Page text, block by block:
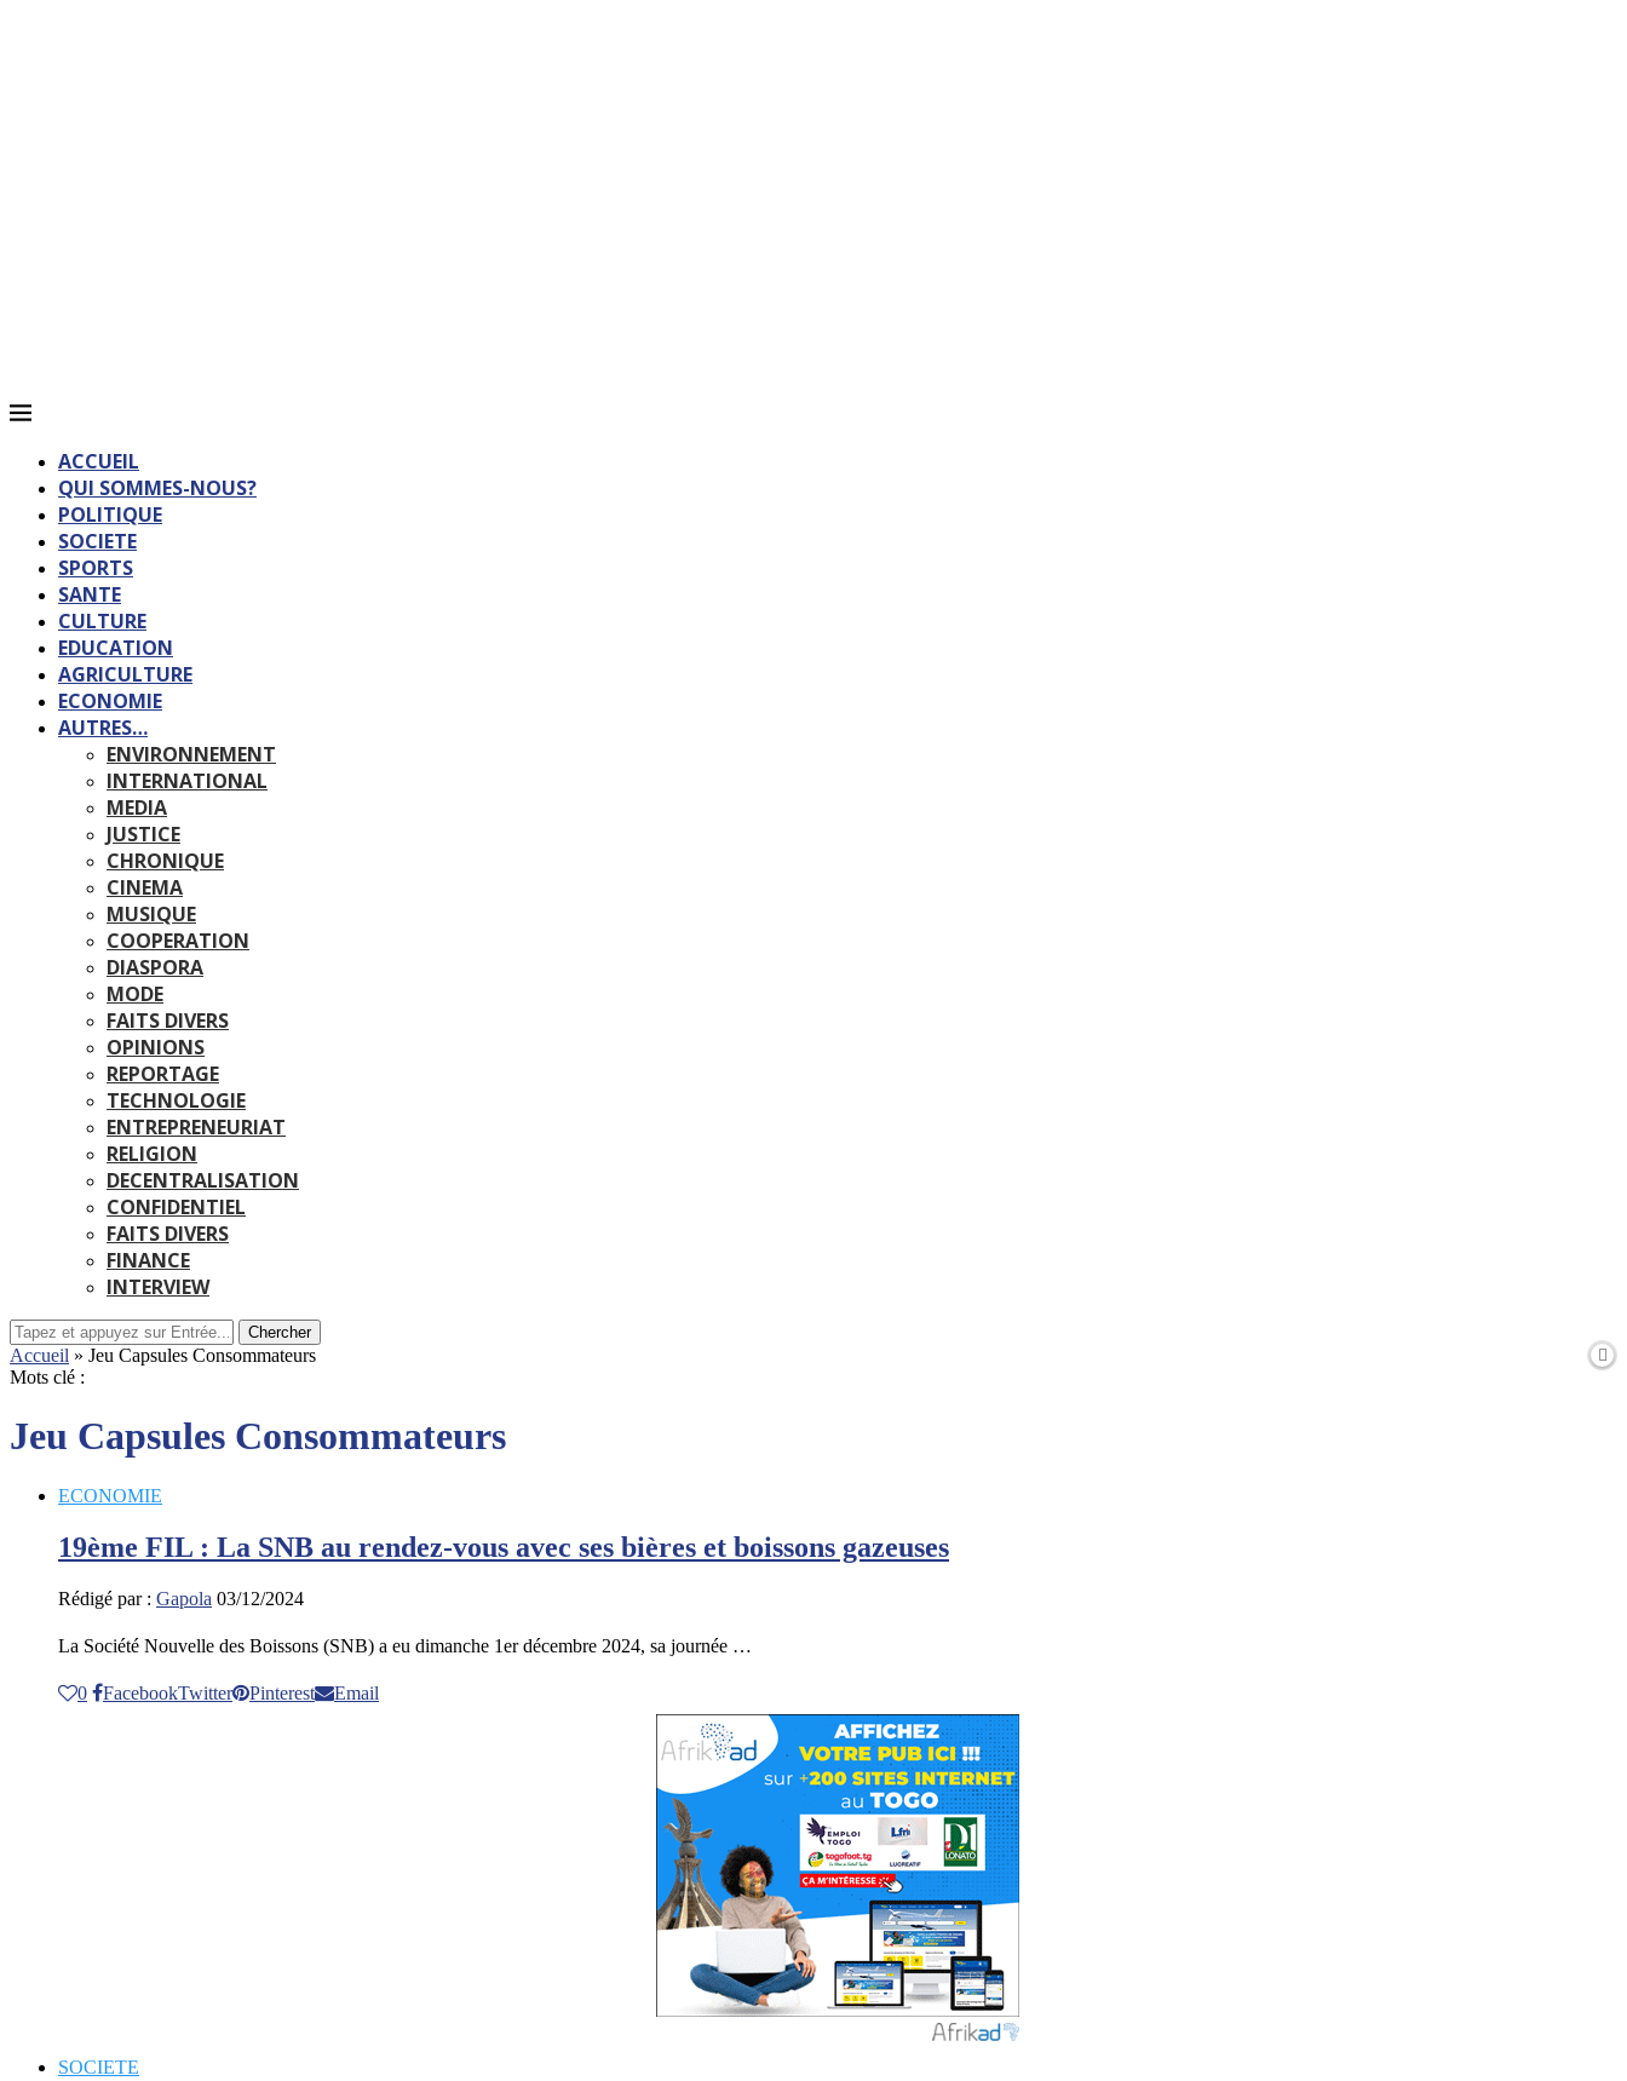
ACCUEIL
QUI SOMMES-NOUS?
POLITIQUE
SOCIETE
SPORTS
SANTE
CULTURE
EDUCATION
AGRICULTURE
ECONOMIE
AUTRES…
ENVIRONNEMENT
INTERNATIONAL
MEDIA
JUSTICE
CHRONIQUE
CINEMA
MUSIQUE
COOPERATION
DIASPORA
MODE
FAITS DIVERS
OPINIONS
REPORTAGE
TECHNOLOGIE
ENTREPRENEURIAT
RELIGION
DECENTRALISATION
CONFIDENTIEL
FAITS DIVERS
FINANCE
INTERVIEW
Chercher
Accueil » Jeu Capsules Consommateurs
Mots clé :
Jeu Capsules Consommateurs
ECONOMIE
19ème FIL : La SNB au rendez-vous avec ses bières et boissons gazeuses
Rédigé par : Gapola 03/12/2024
La Société Nouvelle des Boissons (SNB) a eu dimanche 1er décembre 2024, sa journée …
0 FacebookTwitter Pinterest Email
SOCIETE